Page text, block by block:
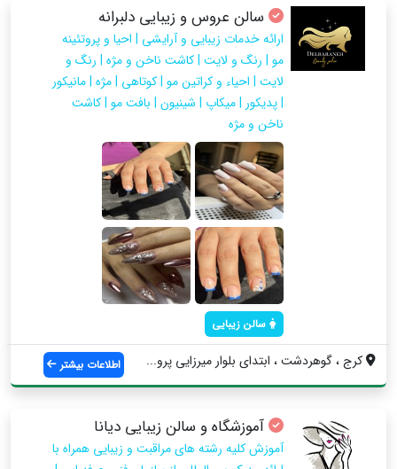
سالن عروس و زیبایی دلبرانه
ارائه خدمات زیبایی و آرایشی | احیا و پروتئینه
مو | رنگ و لایت | کاشت ناخن و مژه | رنگ و
لایت | احیاء و کراتین مو | کوتاهی | مژه | مانیکور
| پدیکور | میکاپ | شینیون | بافت مو | کاشت
ناخن و مژه
سالن زیبایی
کرج ، گوهردشت ، ابتدای بلوار میرزایی پرو... اطلاعات بیشتر
آموزشگاه و سالن زیبایی دیانا
آموزش کلیه رشته های مراقبت و زیبایی همراه با